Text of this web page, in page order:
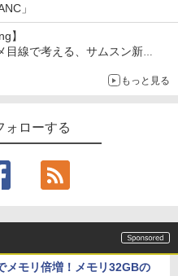
」
】
目線で考える、サムスン新
もっと見る
ォローする
メモリ倍増！メモリ32GBの